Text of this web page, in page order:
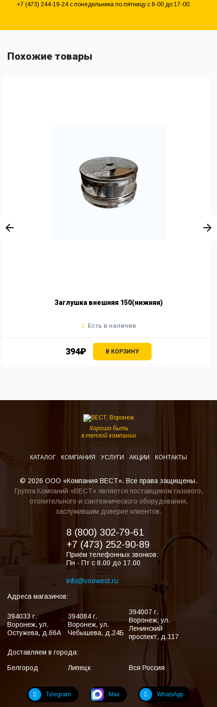
+7 (473) 244-19-24 с понедельника по пятницу с 8-00 до 17-00.
Похожие товары
Заглушка внешняя 150(нижняя)
394₽ В КОРЗИНУ
Есть в наличии
Хорошо быть
в теплой компании
КАТАЛОГ КОМПАНИЯ УСЛУГИ АКЦИИ КОНТАКТЫ
© 2026 ООО «Компания ВЕСТ». Все права защищены.
Группа Компаний «ВЕСТ» является поставщиком газового,
отопительного и сантехнического оборудования,
заслужившим доверие клиентов.
8 (800) 302-79-61
+7 (473) 252-90-89
Приём телефонных звонков:
Пн - Пт с 8.00 до 17.00
info@ooowest.ru
Адреса магазинов:
394033 г.
Воронеж,ул.
Остужева, д.66А
394084 г.
Воронеж,ул.
Чебышева, д.24Б
394007 г.
Воронеж,ул.
Ленинский
проспект, д.117
Доставляем в города:
Белгород
Липецк Вся Россия
Telegram Max WhatsApp